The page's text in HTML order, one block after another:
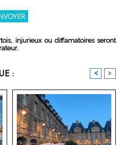
injurieux ou diffamatoires seront
: < >